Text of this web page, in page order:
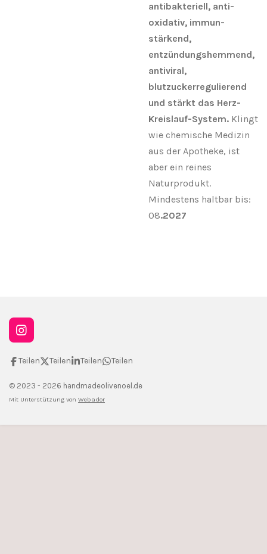
antibakteriell, anti-
oxidativ, immun-
stärkend,
entzündungshemmend,
antiviral,
blutzuckerregulierend
und stärkt das Herz-
Kreislauf-System. Klingt
wie chemische Medizin
aus der Apotheke, ist
aber ein reines
Naturprodukt.
Mindestens haltbar bis:
08.2027
I
n
s
g
r
m
Teilen Teilen Teilen Teilen
© 2023 - 2026 handmadeolivenoel.de
Mit Unterstützung von Webador